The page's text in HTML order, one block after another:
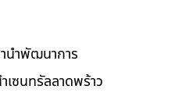
นำพัฒนาการ
เซนทรัลลาดพร้าว